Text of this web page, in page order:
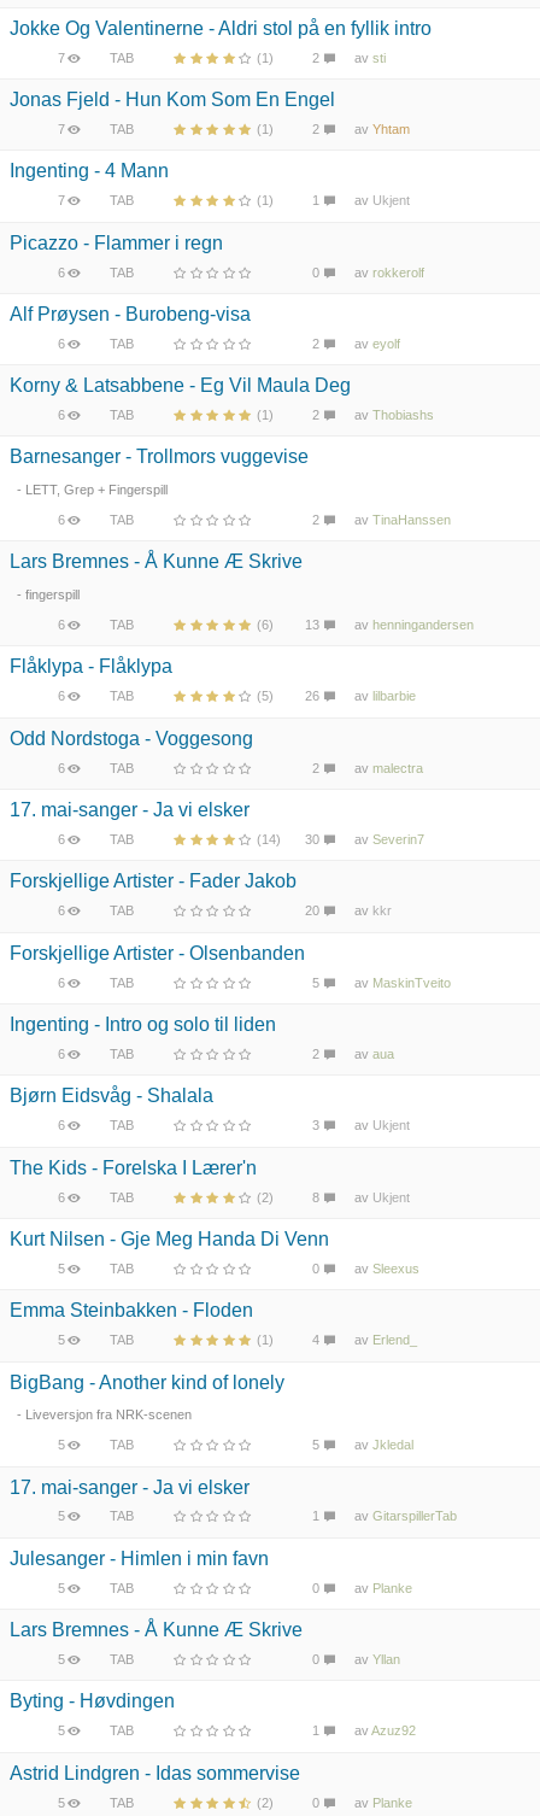
Jokke Og Valentinerne - Aldri stol på en fyllik intro
7 TAB (1) 2 avsti
Jonas Fjeld - Hun Kom Som En Engel
7 TAB (1) 2 avYhtam
Ingenting - 4 Mann
7 TAB (1) 1 av Ukjent
Picazzo - Flammer i regn
6 TAB 0 avrokkerolf
Alf Prøysen - Burobeng-visa
6 TAB 2 aveyolf
Korny & Latsabbene - Eg Vil Maula Deg
6 TAB (1) 2 avThobiashs
Barnesanger - Trollmors vuggevise
- LETT, Grep + Fingerspill
6 TAB 2 avTinaHanssen
Lars Bremnes - Å Kunne Æ Skrive
- fingerspill
6 TAB (6) 13 avhenningandersen
Flåklypa - Flåklypa
6 TAB (5) 26 av lilbarbie
Odd Nordstoga - Voggesong
6 TAB 2 avmalectra
17. mai-sanger - Ja vi elsker
6 TAB (14) 30 avSeverin7
Forskjellige Artister - Fader Jakob
6 TAB 20 av kkr
Forskjellige Artister - Olsenbanden
6 TAB 5 av MaskinTveito
Ingenting - Intro og solo til liden
6 TAB 2 avaua
Bjørn Eidsvåg - Shalala
6 TAB 3 av Ukjent
The Kids - Forelska I Lærer'n
6 TAB (2) 8 av Ukjent
Kurt Nilsen - Gje Meg Handa Di Venn
5 TAB 0 avSleexus
Emma Steinbakken - Floden
5 TAB (1) 4 av Erlend_
BigBang - Another kind of lonely
- Liveversjon fra NRK-scenen
5 TAB 5 avJkledal
17. mai-sanger - Ja vi elsker
5 TAB 1 avGitarspillerTab
Julesanger - Himlen i min favn
5 TAB 0 av Planke
Lars Bremnes - Å Kunne Æ Skrive
5 TAB 0 avYllan
Byting - Høvdingen
5 TAB 1 avAzuz92
Astrid Lindgren - Idas sommervise
5 TAB (2) 0 av Planke